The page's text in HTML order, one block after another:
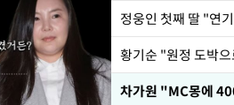
정웅인 첫째 딸 "연
황기순 "원정 도박